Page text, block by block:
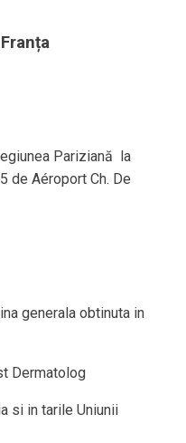
Pariziană la
de Aéroport Ch. De
generala obtinuta in
Dermatolog
si in tarile Uniunii